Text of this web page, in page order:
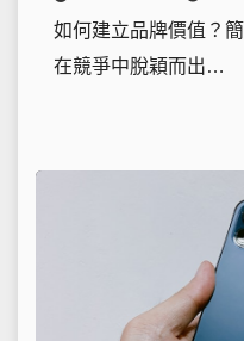
如何建立品牌價值？
在競爭中脫穎而出…